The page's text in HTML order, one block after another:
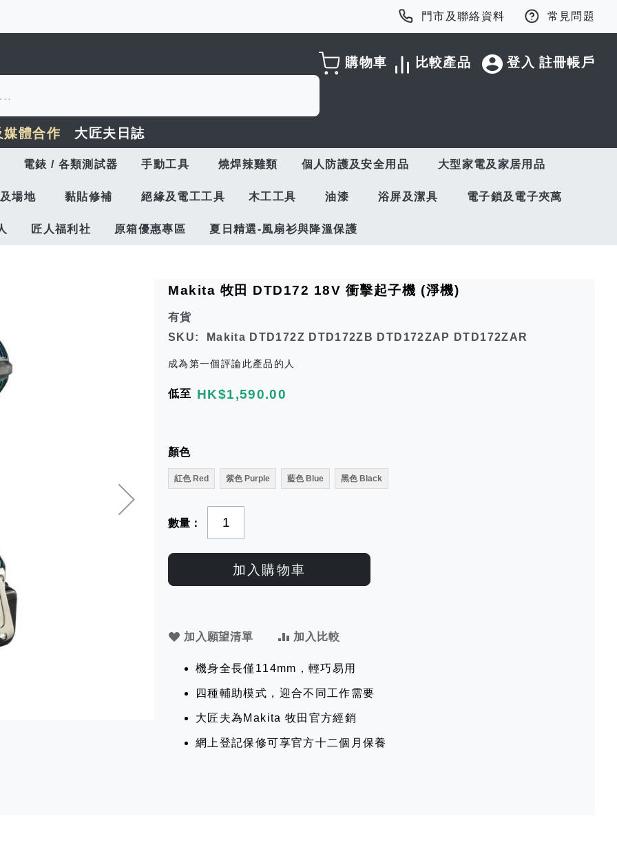
門市及聯絡資料 常見問題
登入 註冊帳戶
比較產品
購物車
體合作 大匠夫日誌
電錶 / 各類測試器 手動工具 燒焊辣雞類 個人防護及安全用品 大型家電及家居用品
場地 黏貼修補 絕緣及電工工具 木工工具 油漆 浴屏及潔具 電子鎖及電子夾萬
匠人福利社 原箱優惠專區 夏日精選-風扇衫與降溫保護
Makita 牧田 DTD172 18V 衝擊起子機 (淨機)
有貨
SKU
Makita DTD172Z DTD172ZB DTD172ZAP DTD172ZAR
成為第一個評論此產品的人
低至 HK$1,590.00
顏色
紅色 Red 紫色 Purple 藍色 Blue 黑色 Black
數量
加入購物車
加入願望清單 加入比較
機身全長僅114mm，輕巧易用
四種輔助模式，迎合不同工作需要
大匠夫為Makita 牧田官方經銷
網上登記保修可享官方十二個月保養